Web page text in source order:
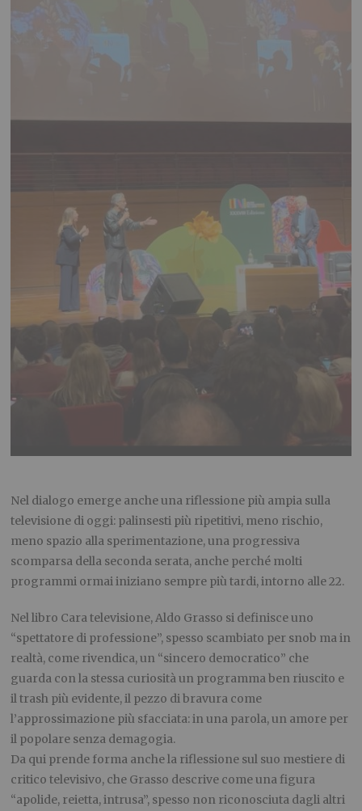
Nel dialogo emerge anche una riflessione più ampia sulla
televisione di oggi: palinsesti più ripetitivi, meno rischio,
meno spazio alla sperimentazione, una progressiva
scomparsa della seconda serata, anche perché molti
programmi ormai iniziano sempre più tardi, intorno alle 22.
Nel libro Cara televisione, Aldo Grasso si definisce uno
“spettatore di professione”, spesso scambiato per snob ma in
realtà, come rivendica, un “sincero democratico” che
guarda con la stessa curiosità un programma ben riuscito e
il trash più evidente, il pezzo di bravura come
l’approssimazione più sfacciata: in una parola, un amore per
il popolare senza demagogia.
Da qui prende forma anche la riflessione sul suo mestiere di
critico televisivo, che Grasso descrive come una figura
“apolide, reietta, intrusa”, spesso non riconosciuta dagli altri